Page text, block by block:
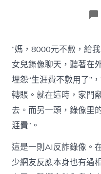
“媽，8000元不敷，給
女兒錄像聊天，聽著在
埋怨“生涯費不敷用了”
轉賬。就在這時，家門
去。而另一頭，錄像里
涯費”。
這是一則AI反詐錄像。
少網友反應本身也有過